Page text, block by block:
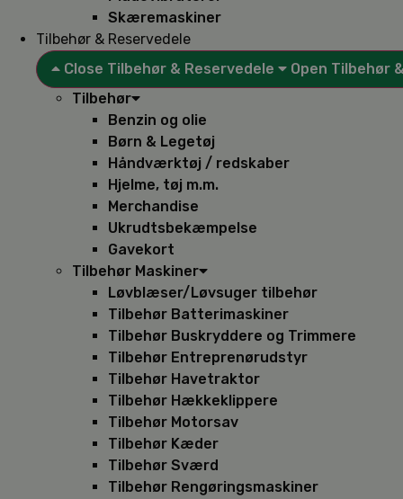
Skæremaskiner
Tilbehør & Reservedele
Close Tilbehør & Reservedele
Open Tilbehør
Tilbehør
Benzin og olie
Børn & Legetøj
Håndværktøj / redskaber
Hjelme, tøj m.m.
Merchandise
Ukrudtsbekæmpelse
Gavekort
Tilbehør Maskiner
Løvblæser/Løvsuger tilbehør
Tilbehør Batterimaskiner
Tilbehør Buskryddere og Trimmere
Tilbehør Entreprenørudstyr
Tilbehør Havetraktor
Tilbehør Hækkeklippere
Tilbehør Motorsav
Tilbehør Kæder
Tilbehør Sværd
Tilbehør Rengøringsmaskiner